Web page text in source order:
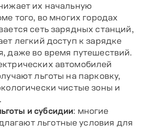
их начальную
того, во многих городах
сеть зарядных станций,
легкий доступ к зарядке
даже во время путешествий.
автомобилей
льготы на парковку,
чистые зоны и
и субсидии: многие
льготные условия для